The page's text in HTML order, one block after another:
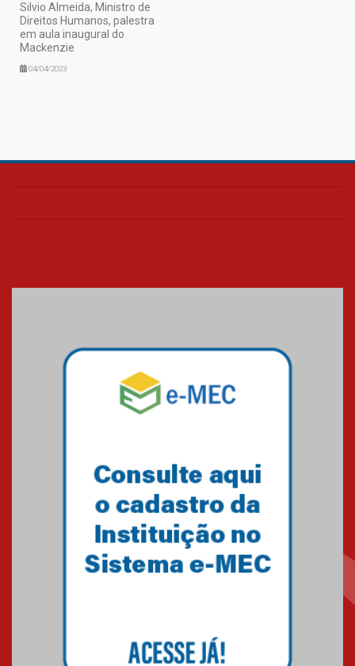
Silvio Almeida, Ministro de
Direitos Humanos, palestra
em aula inaugural do
Mackenzie
04/04/2023